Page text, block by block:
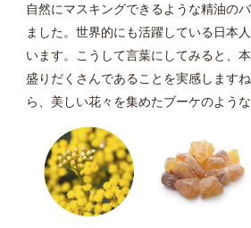
自然にマスキングできるような精油の
ました。世界的にも活躍している日本
います。こうして言葉にしてみると、
盛りだくさんであることを実感します
ら、美しい花々を集めたブーケのような